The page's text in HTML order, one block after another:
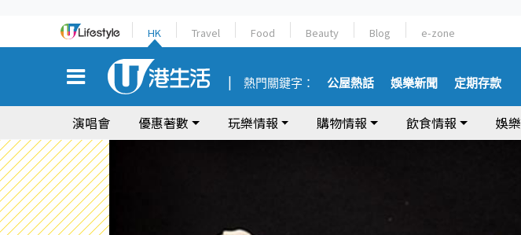
HK Travel Food Beauty Blog e-zone
熱門關鍵字： 公屋熱話 娛樂新聞 定期存款
演唱會 優惠著數 玩樂情報 購物情報 飲食情報 娛樂